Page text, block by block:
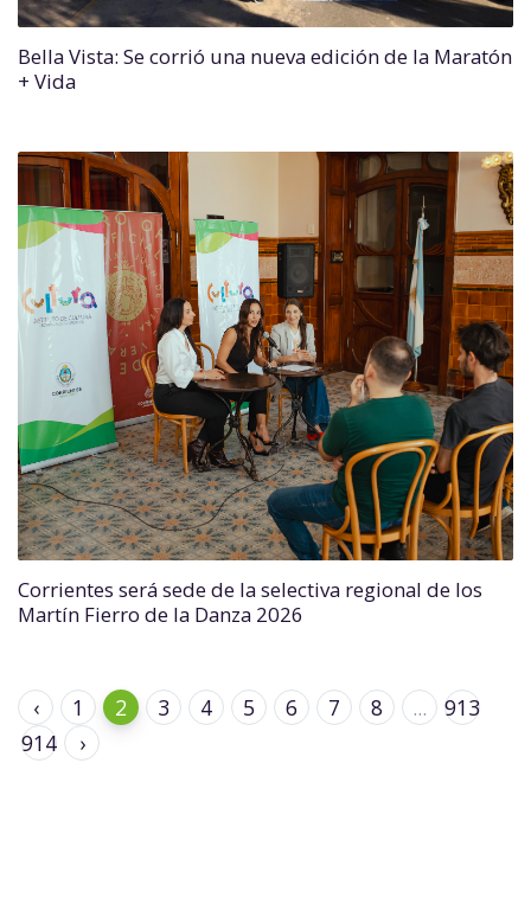
Bella Vista: Se corrió una nueva edición de la Maratón
+ Vida
Corrientes será sede de la selectiva regional de los
Martín Fierro de la Danza 2026
‹ 1 2 3 4 5 6 7 8 ...
913
914
›